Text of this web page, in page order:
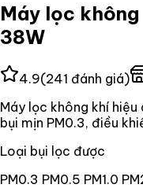
Máy lọc
38W
4.9(241 đánh giá)
Máy lọc không khí
bụi mịn PM0.3, điều
Loại bụi lọc được
PM0.3 PM0.5 PM1.0